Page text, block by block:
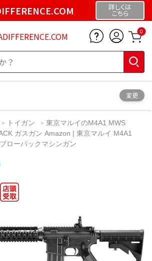
詳しくは
こちら
0
変更
トイガン
東京マルイのM4A1 MWS
ガスガン Amazon | 東京マルイ M4A1
ローバックマシンガン